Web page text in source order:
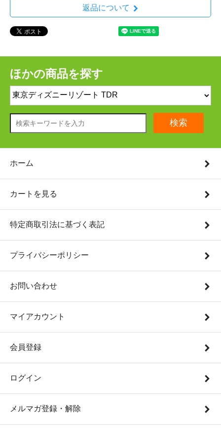
返品について
ほかの商品を探す
検索
ホーム
カートを見る
特定商取引法に基づく表記
プライバシーポリシー
お問い合わせ
マイアカウント
会員登録
ログイン
メルマガ登録・解除